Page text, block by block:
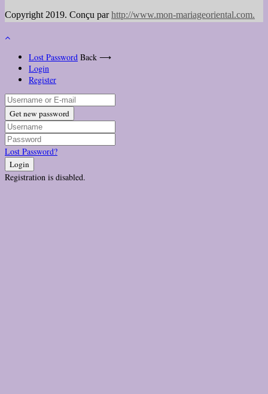
Copyright 2019. Conçu parhttp://www.mon-mariageoriental.com.
Lost Password Back ⟶
Login
Register
Get new password
Lost Password?
Login
Registration is disabled.